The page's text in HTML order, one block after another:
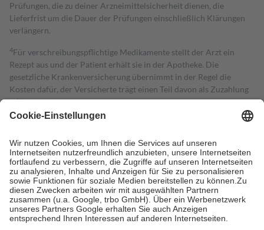
Prüfungen, die zu deiner Arzneimittelsicherheit dienen, die
Lieferfrist um die Dauer der Prüfungen einschließlich Klärungen
verlängern.
4Für verschreibungspflichtige Medikamente stellt der Arzt ein
Rezept aus und der Patient erhält sie in der Apotheke. Die
gesetzliche Krankenversicherung übernimmt in der Regel die
Kosten dafür, der Versicherte trägt einen Teil davon als Zuzahlung
mit.
Grundsätzlich leisten Mitglieder Zuzahlungen in Höhe von zehn
höchstens zehn Euro.
Es sind jedoch nie mehr als die tatsächlichen
Kosten der Leistung zu entrichten.
Diese Regeln gelten grundsätzlich auch für Online-Apotheken.
Bei Heilmitteln und häuslicher Krankenpflege beträgt die
Zuzahlung zehn Prozent der Kosten sowie zehn Euro je
Verordnung.
Um das Engagement der Versicherten für ihre eigene Gesundheit zu
stärken und die besondere Stellung der Familie zu unterstützen,